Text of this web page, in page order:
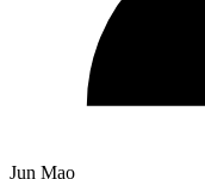
Jun Mao